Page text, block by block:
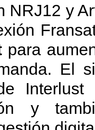
NRJ12 y
para
El
y